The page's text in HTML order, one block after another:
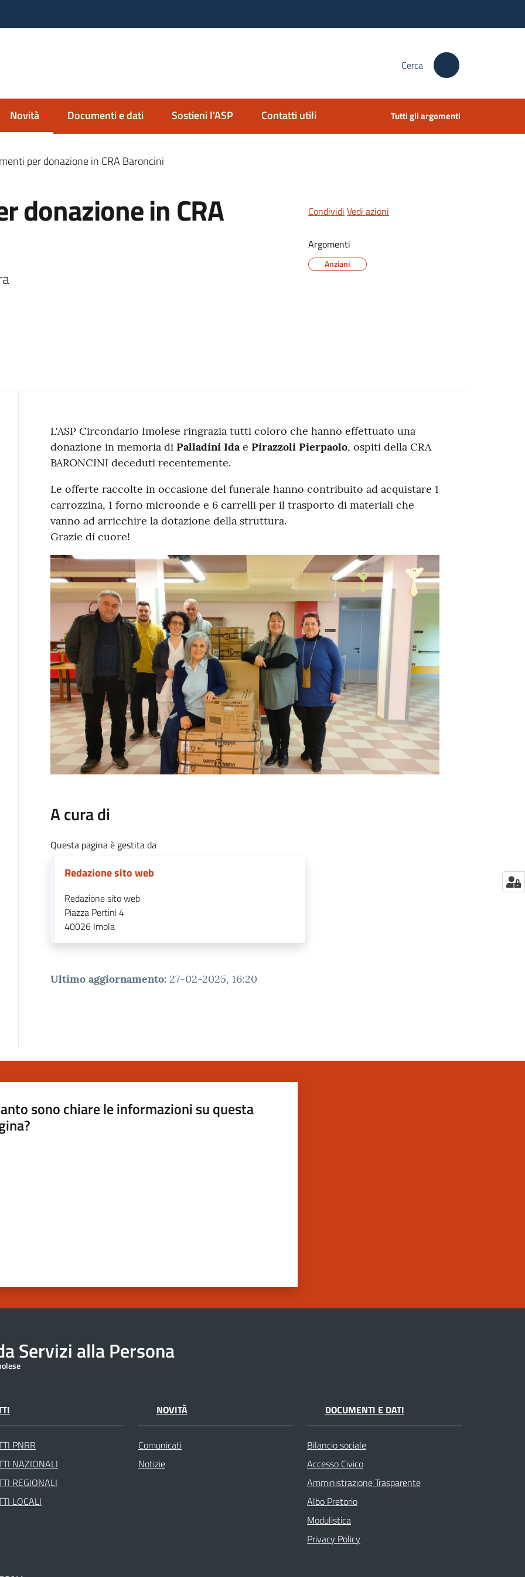
Cerca
Novità
Menu selezionatoDocumenti e dati Sostieni l'ASP Contatti utili Tutti gli argomenti
per donazione in CRA Baroncini
donazione in CRA
Condividi Vedi azioni
Argomenti
Anziani
Contenuto
L'ASP Circondario Imolese ringrazia tutti coloro che hanno effettuato una
donazione in memoria di Palladini Idae Pirazzoli Pierpaolo, ospiti della CRA
BARONCINI deceduti recentemente.
Le offerte raccolte in occasione del funerale hanno contribuito ad acquistare 1
carrozzina, 1 forno microonde e 6 carrelli per il trasporto di materiali che
vanno ad arricchire la dotazione della struttura.
Grazie di cuore!
A cura di
Questa pagina è gestita da
Redazione sito web
Redazione sito web
Piazza Pertini 4
40026 Imola
Ultimo aggiornamento: 27-02-2025, 16:20
sono chiare le informazioni su questa
Servizi alla Persona
PNRR
NAZIONALI
REGIONALI
LOCALI
NOVITÀ
Comunicati
Notizie
DOCUMENTI E DATI
Bilancio sociale
Accesso Civico
Amministrazione Trasparente
Albo Pretorio
Modulistica
Privacy Policy